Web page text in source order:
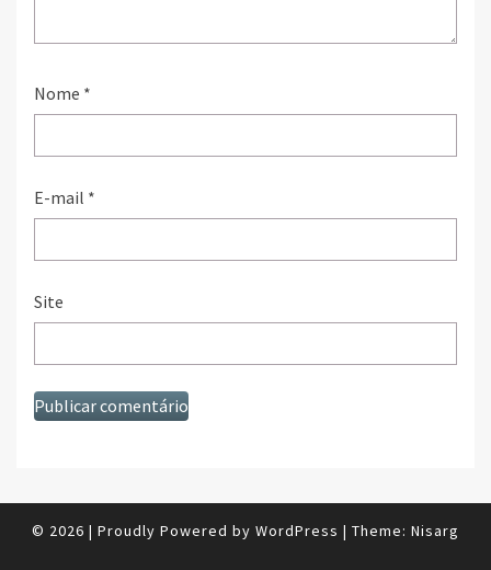
Nome *
E-mail *
Site
© 2026 | Proudly Powered by WordPress | Theme: Nisarg